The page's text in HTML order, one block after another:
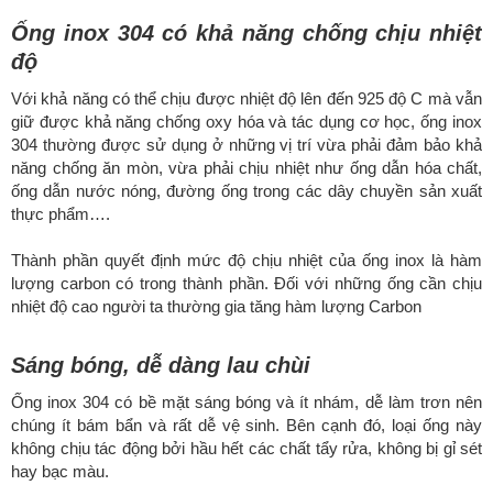
Ống inox 304 có khả năng chống chịu nhiệt
độ
Với khả năng có thể chịu được nhiệt độ lên đến 925 độ C mà vẫn
giữ được khả năng chống oxy hóa và tác dụng cơ học, ống inox
304 thường được sử dụng ở những vị trí vừa phải đảm bảo khả
năng chống ăn mòn, vừa phải chịu nhiệt như ống dẫn hóa chất,
ống dẫn nước nóng, đường ống trong các dây chuyền sản xuất
thực phẩm….
Thành phần quyết định mức độ chịu nhiệt của ống inox là hàm
lượng carbon có trong thành phần. Đối với những ống cần chịu
nhiệt độ cao người ta thường gia tăng hàm lượng Carbon
Sáng bóng, dễ dàng lau chùi
Ống inox 304 có bề mặt sáng bóng và ít nhám, dễ làm trơn nên
chúng ít bám bẩn và rất dễ vệ sinh. Bên cạnh đó, loại ống này
không chịu tác động bởi hầu hết các chất tẩy rửa, không bị gỉ sét
hay bạc màu.